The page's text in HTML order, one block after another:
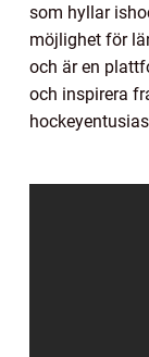
som hyllar
möjlighet för
och är en
och inspirera